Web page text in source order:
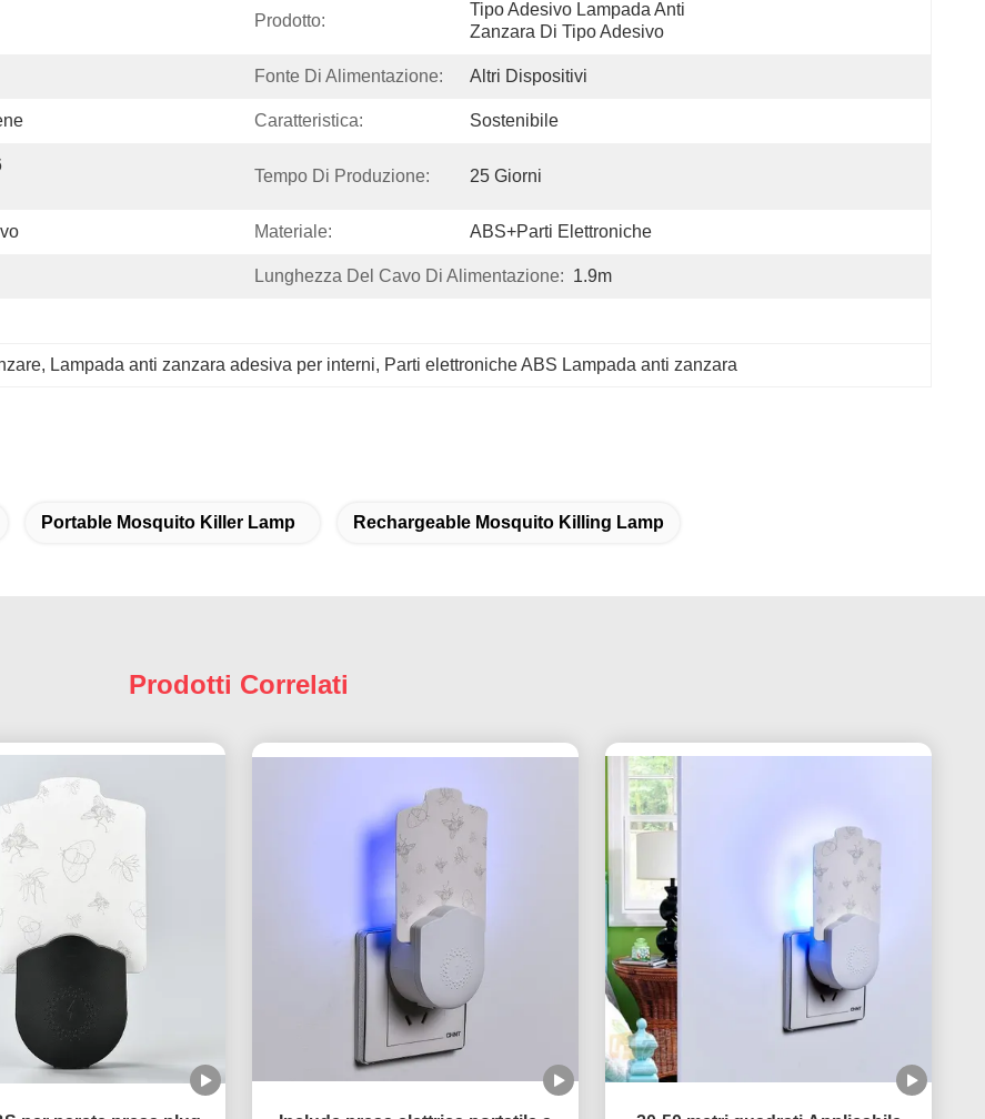
Prodotto:
Tipo Adesivo Lampada Anti
Zanzara Di Tipo Adesivo
Fonte Di Alimentazione: Altri Dispositivi
Caratteristica: Sostenibile
Tempo Di Produzione: 25 Giorni
Materiale: ABS+parti Elettroniche
Lunghezza Del Cavo Di Alimentazione: 1.9m
, Lampada anti zanzara adesiva per interni, Parti elettroniche ABS Lampada anti zanzara
Portable Mosquito Killer Lamp Rechargeable Mosquito Killing Lamp
Prodotti Correlati